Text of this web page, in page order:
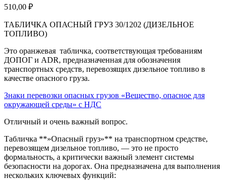
510,00 ₽
ТАБЛИЧКА ОПАСНЫЙ ГРУЗ 30/1202 (ДИЗЕЛЬНОЕ
ТОПЛИВО)
Это оранжевая табличка, соответствующая требованиям
ДОПОГ и ADR, предназначенная для обозначения
транспортных средств, перевозящих дизельное топливо в
качестве опасного груза.
Знаки перевозки опасных грузов «Вещество, опасное для
окружающей среды» с НДС
Отличный и очень важный вопрос.
Табличка **»Опасный груз»** на транспортном средстве,
перевозящем дизельное топливо, — это не просто
формальность, а критически важный элемент системы
безопасности на дорогах. Она предназначена для выполнения
нескольких ключевых функций: